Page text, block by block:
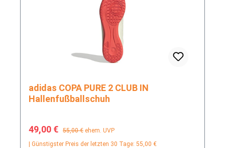
adidas COPA PURE 2 CLUB IN
Hallenfußballschuh
Verkaufspreis:
49,00 € Regulärer Preis:
55,00 € ehem. UVP
| Günstigster Preis der letzten 30 Tage: 55,00 €